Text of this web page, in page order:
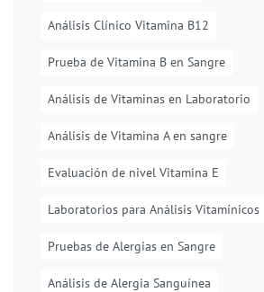
Análisis Clínico Vitamina B12
Prueba de Vitamina B en Sangre
Análisis de Vitaminas en Laboratorio
Análisis de Vitamina A en sangre
Evaluación de nivel Vitamina E
Laboratorios para Análisis Vitamínicos
Pruebas de Alergias en Sangre
Análisis de Alergia Sanguínea